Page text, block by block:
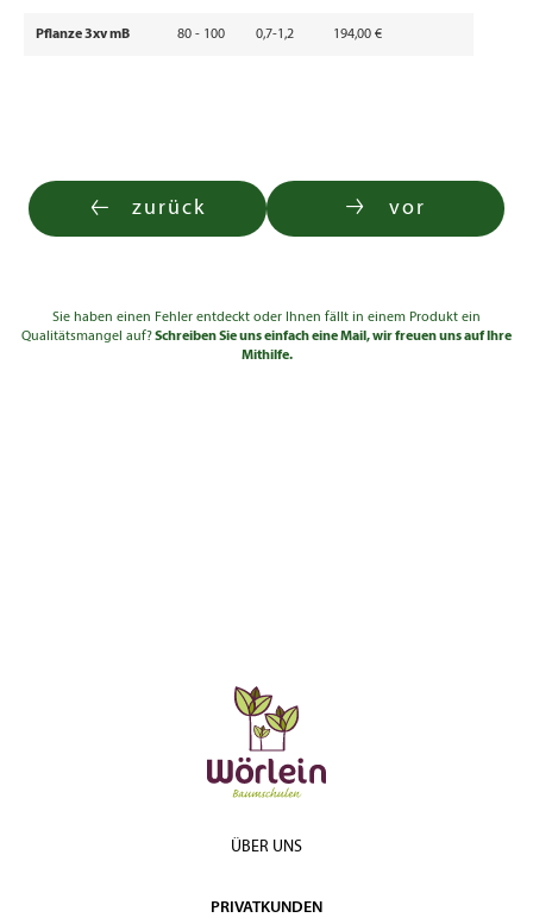
Pflanze 3xv mB 80 - 100 0,7-1,2 194,00 €
zurück vor
Sie haben einen Fehler entdeckt oder Ihnen fällt in einem Produkt ein
Qualitätsmangel auf?Schreiben Sie uns einfach eine Mail, wir freuen uns auf Ihre
Mithilfe.
ÜBER UNS
PRIVATKUNDEN